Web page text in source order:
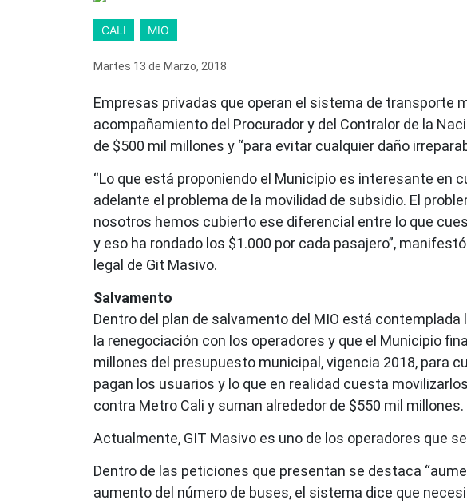
CALI MIO
Martes 13 de Marzo, 2018
Empresas privadas que operan el sistema de transporte
acompañamiento del Procurador y del Contralor de la
de $500 mil millones y “para evitar cualquier daño
“Lo que está proponiendo el Municipio es interesante en
adelante el problema de la movilidad de subsidio. El
nosotros hemos cubierto ese diferencial entre lo que
y eso ha rondado los $1.000 por cada pasajero”,
legal de Git Masivo.
Salvamento
Dentro del plan de salvamento del MIO está contemplada
la renegociación con los operadores y que el Municipio
millones del presupuesto municipal, vigencia 2018, para
pagan los usuarios y lo que en realidad cuesta
contra Metro Cali y suman alrededor de $550 mil millones.
Actualmente, GIT Masivo es uno de los operadores que
Dentro de las peticiones que presentan se destaca
aumento del número de buses, el sistema dice que